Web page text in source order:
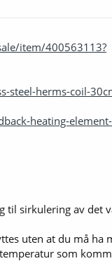
item/400563113?
steel-herms-coil-
heating-
sirkulering av det
uten at du må ha
som